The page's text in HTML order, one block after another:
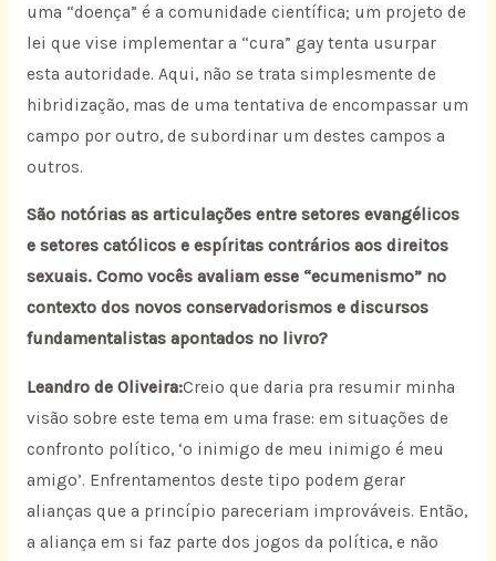
uma “doença” é a comunidade científica; um projeto de
lei que vise implementar a “cura” gay tenta usurpar
esta autoridade. Aqui, não se trata simplesmente de
hibridização, mas de uma tentativa de encompassar um
campo por outro, de subordinar um destes campos a
outros.
São notórias as articulações entre setores evangélicos
e setores católicos e espíritas contrários aos direitos
sexuais. Como vocês avaliam esse “ecumenismo” no
contexto dos novos conservadorismos e discursos
fundamentalistas apontados no livro?
Leandro de Oliveira:Creio que daria pra resumir minha
visão sobre este tema em uma frase: em situações de
confronto político, ‘o inimigo de meu inimigo é meu
amigo’. Enfrentamentos deste tipo podem gerar
alianças que a princípio pareceriam improváveis. Então,
a aliança em si faz parte dos jogos da política, e não